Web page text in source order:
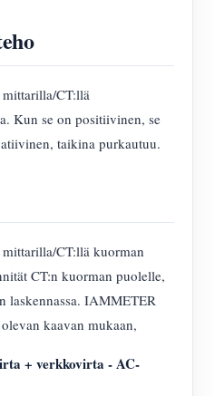
CT:llä
Kun se on positiivinen, se
taikina purkautuu.
mittarilla/CT:llä kuorman
CT:n kuorman puolelle,
laskennassa. IAMMETER
kaavan mukaan,
+ verkkovirta - AC-